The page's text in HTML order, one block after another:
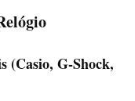
(Casio, G-Shock,